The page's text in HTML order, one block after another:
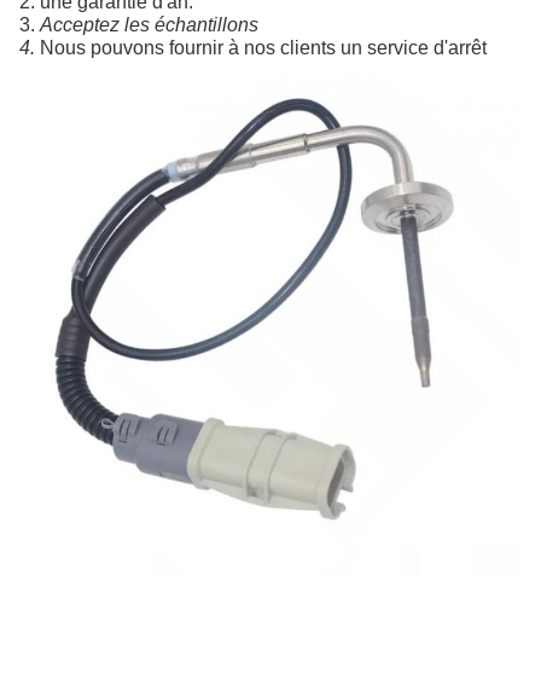
3. Acceptez les échantillons
4. Nous pouvons fournir à nos clients un service d'arrêt